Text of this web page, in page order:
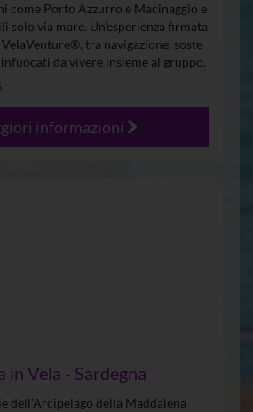
come Porto Azzurro e Macinaggio e
solo via mare. Un’esperienza firmata
VelaVenture®, tra navigazione, soste
da vivere insieme al gruppo.
informazioni
in Vela - Sardegna
dell’Arcipelago della Maddalena